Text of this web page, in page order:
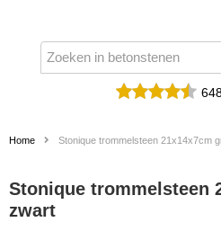
Home Stonique trommelsteen 21x14x7cm
Stonique trommelsteen
zwart